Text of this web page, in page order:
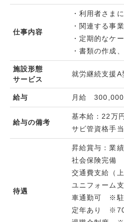
仕事内容
・利用者さま
・関連する事
・定期的なケ
・書類の作成
施設形態
サービス
就労継続支援A
給与 月給 300,000
給与の備考
基本給：22万円
サビ管資格手
待遇
昇給賞与：業
社会保険完備
交通費支給（上
ユニフォーム
車通勤可 ※駐
定年あり